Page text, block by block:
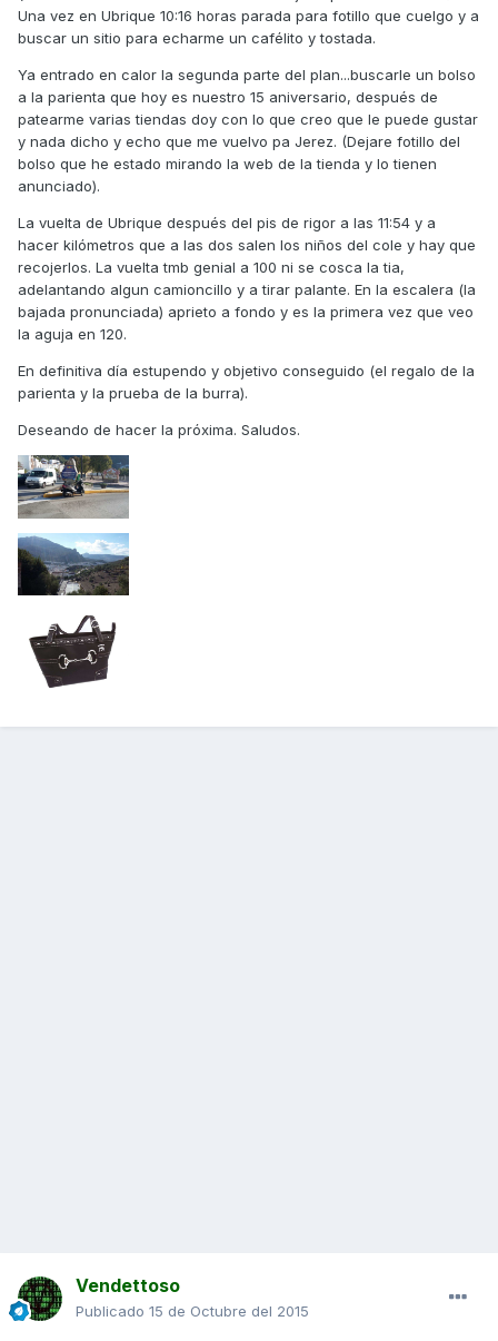
Una vez en Ubrique 10:16 horas parada para fotillo que cuelgo y a
buscar un sitio para echarme un cafélito y tostada.
Ya entrado en calor la segunda parte del plan...buscarle un bolso
a la parienta que hoy es nuestro 15 aniversario, después de
patearme varias tiendas doy con lo que creo que le puede gustar
y nada dicho y echo que me vuelvo pa Jerez. (Dejare fotillo del
bolso que he estado mirando la web de la tienda y lo tienen
anunciado).
La vuelta de Ubrique después del pis de rigor a las 11:54 y a
hacer kilómetros que a las dos salen los niños del cole y hay que
recojerlos. La vuelta tmb genial a 100 ni se cosca la tia,
adelantando algun camioncillo y a tirar palante. En la escalera (la
bajada pronunciada) aprieto a fondo y es la primera vez que veo
la aguja en 120.
En definitiva día estupendo y objetivo conseguido (el regalo de la
parienta y la prueba de la burra).
Deseando de hacer la próxima. Saludos.
Vendettoso
Publicado 15 de Octubre del 2015